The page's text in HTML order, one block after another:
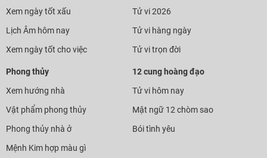
Xem ngày tốt xấu
Lịch Âm hôm nay
Xem ngày tốt cho việc
Tử vi 2026
Tử vi hàng ngày
Tử vi trọn đời
Phong thủy
Xem hướng nhà
Vật phẩm phong thủy
Phong thủy nhà ở
Mệnh Kim hợp màu gì
12 cung hoàng đạo
Tử vi hôm nay
Mật ngữ 12 chòm sao
Bói tình yêu